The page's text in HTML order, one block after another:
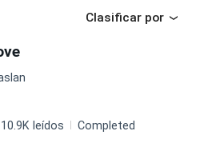
Clasificar por
10.9K leídos Completed